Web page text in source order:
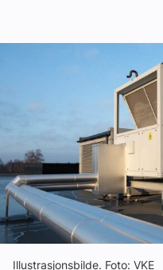
Aktuelle prosjekter
Abonner på fagbladet
Annonsere i VVS Aktuelt
Kontakt oss
Illustrasjonsbilde. Foto: VKE